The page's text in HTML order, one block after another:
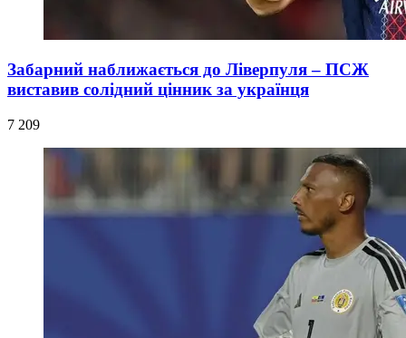
Забарний наближається до Ліверпуля – ПСЖ
виставив солідний цінник за українця
7 209